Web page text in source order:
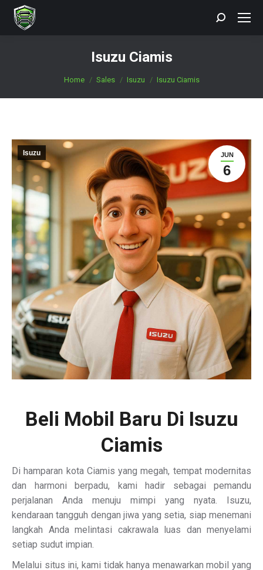
Search:
Isuzu Ciamis
You are here:
Home Sales Isuzu Isuzu Ciamis
JUN
6
Isuzu
Beli Mobil Baru Di Isuzu
Ciamis
Di hamparan kota Ciamis yang megah, tempat modernitas
dan harmoni berpadu, kami hadir sebagai pemandu
perjalanan Anda menuju mimpi yang nyata. Isuzu,
kendaraan tangguh dengan jiwa yang setia, siap menemani
langkah Anda melintasi cakrawala luas dan menyelami
setiap sudut impian.
Melalui situs ini, kami tidak hanya menawarkan mobil yang